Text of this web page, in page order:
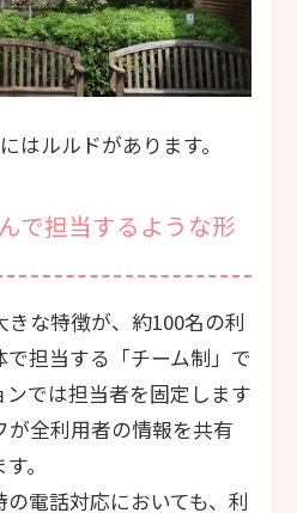
はルルドがあります。
で担当するような形
な特徴が、約100名の利
担当する「チーム制」で
では担当者を固定します
が全利用者の情報を共有
。
電話対応においても、利